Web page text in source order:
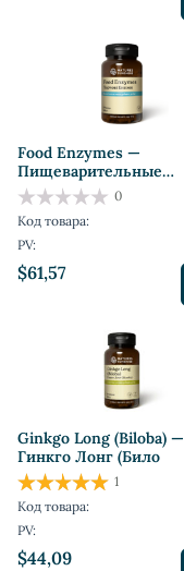
Food Enzymes —
Пищеварительные
Ферменты
$61,57
0
Код товара:
PV:
Ginkgo Long (Biloba) —
Гинкго Лонг (Било
$44,09
1
Код товара:
PV: